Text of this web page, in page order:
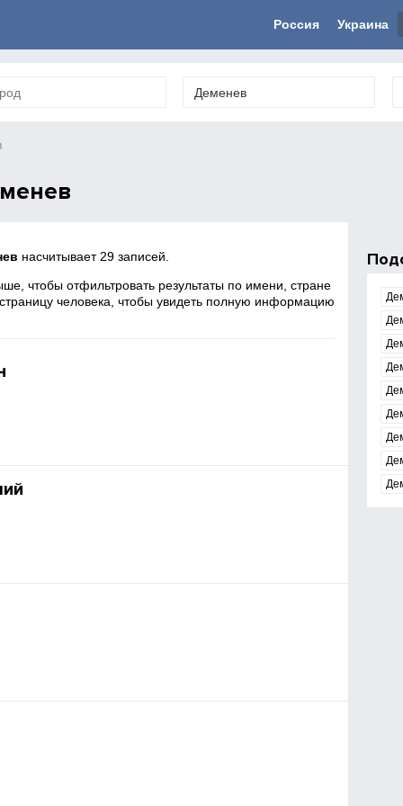
Россия Украина
насчитывает 29 записей.
чтобы отфильтровать результаты по имени, стране
человека, чтобы увидеть полную информацию